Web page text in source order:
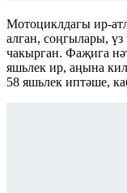
Мотоциклдагы ир-
алган, соңгылары,
чакырган. Фаҗига
яшьлек ир, аңына
58 яшьлек иптәше,